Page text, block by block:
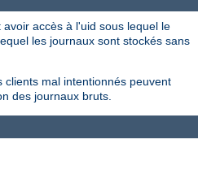
accès à l'uid sous lequel le
les journaux sont stockés sans
mal intentionnés peuvent
des journaux bruts.